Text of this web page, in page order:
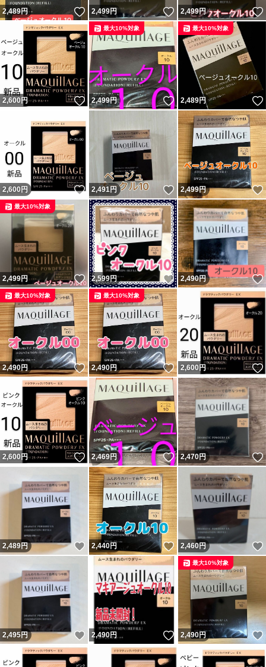
2,489円 いいね！
2,499円 いいね！
2,499円
2,600 円 いいね！
2,499円 いいね！
最大10%対象
2,489円
最大10%対象
2,600 円 いいね！
2,491円 いいね！
2,499円
2,499円 いいね！
最大10%対象
2,599円 いいね！
2,490円
2,490円 いいね！
最大10%対象
2,490円 いいね！
最大10%対象
2,600 円
2,600 円 いいね！
2,469円 いいね！
2,470円
2,489円 いいね！
2,440円 いいね！
2,460円
2,495円 いいね！
2,490円 いいね！
2,490円
最大10%対象